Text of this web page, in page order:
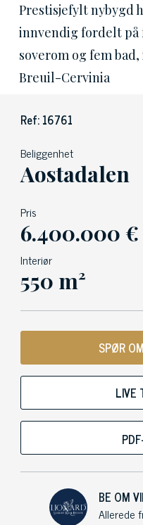
Prestisjefylt nybygd
innvendig fordelt på
soverom og fem
Breuil-Cervinia
Ref: 16761
Beliggenhet
Aostadalen
Pris
6.400.000 €
Interiør
550 m²
SPØR
LIVE
BE OM
Allerede